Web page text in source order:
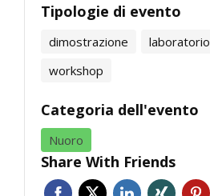
Tipologie di evento
dimostrazione laboratorio
workshop
Categoria dell'evento
Nuoro
Share With Friends